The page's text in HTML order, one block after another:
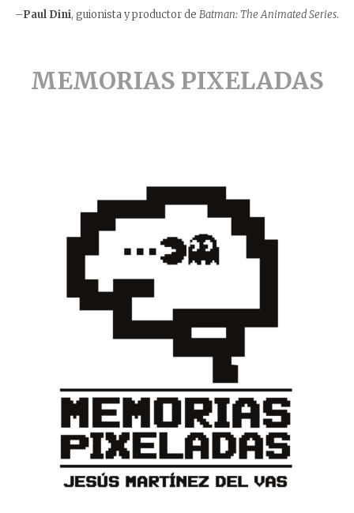
–Paul Dini, guionista y productor de Batman: The Animated Series.
MEMORIAS PIXELADAS